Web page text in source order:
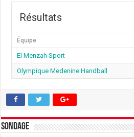
Résultats
Équipe
El Menzah Sport
Olympique Medenine Handball
Sondage